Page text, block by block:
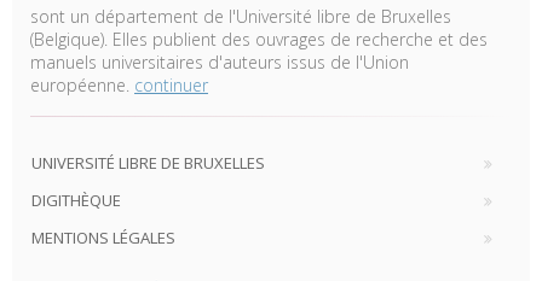
sont un département de l'Université libre de Bruxelles
(Belgique). Elles publient des ouvrages de recherche et des
manuels universitaires d'auteurs issus de l'Union
européenne. continuer
UNIVERSITÉ LIBRE DE BRUXELLES
DIGITHÈQUE
MENTIONS LÉGALES